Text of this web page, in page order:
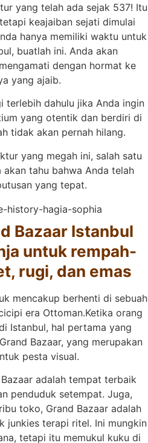
yang telah ada sejak 537! Itu
keajaiban sejati dimulai
hanya memiliki waktu untuk
buatlah ini. Anda akan
dengan hormat ke
yang ajaib.
terlebih dahulu jika Anda ingin
yang otentik dan berdiri di
tidak akan pernah hilang.
yang megah ini, salah satu
akan tahu bahwa Anda telah
yang tepat.
Bazaar Istanbul
untuk rempah-
rugi, dan emas
mencakup berhenti di sebuah
era Ottoman.Ketika orang
Istanbul, hal pertama yang
Bazaar, yang merupakan
pesta visual.
adalah tempat terbaik
penduduk setempat. Juga,
toko, Grand Bazaar adalah
junkies terapi ritel. Ini mungkin
tetapi itu memukul kuku di